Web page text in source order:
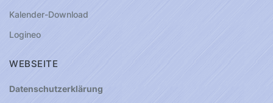
Kalender-Download
Logineo
WEBSEITE
Datenschutzerklärung